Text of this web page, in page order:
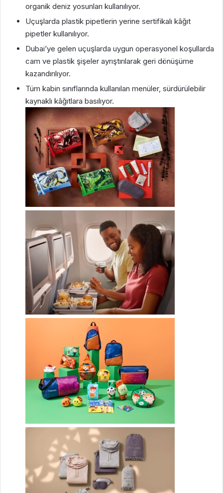
organik deniz yosunları kullanılıyor.
Uçuşlarda plastik pipetlerin yerine sertifikalı kâğıt
pipetler kullanılıyor.
Dubai’ye gelen uçuşlarda uygun operasyonel koşullarda
cam ve plastik şişeler ayrıştırılarak geri dönüşüme
kazandırılıyor.
Tüm kabin sınıflarında kullanılan menüler, sürdürülebilir
kaynaklı kâğıtlara basılıyor.